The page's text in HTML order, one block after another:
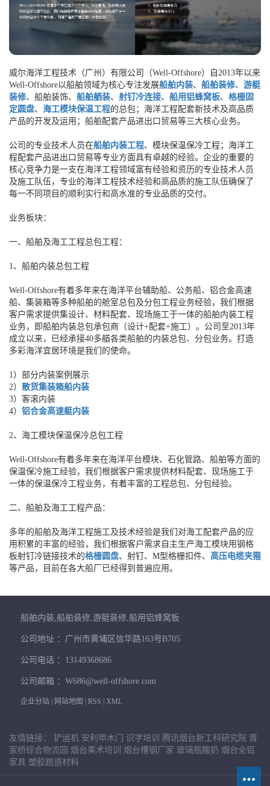
威尔海洋工程技术（广州）有限公司（Well-Offshore）自2013年以来
Well-Offshore以船舶领域为核心专注发展船舶内装、 船舶装修、 游艇
装修、船舶装饰、 船舶舾装、 射钉冷连接、 船用铝蜂窝板、 格栅固
定圆盘、 海工模块保温工程的总包；海洋工程配套新技术及高品质
产品的开发及运用；船舶配套产品进出口贸易等三大核心业务。
公司的专业技术人员在船舶内装工程、模块保温保冷工程；海洋工
程配套产品进出口贸易等专业方面具有卓越的经验。企业的重要的
核心竞争力是一支在海洋工程领域富有经验和资历的专业技术人员
及施工队伍，专业的海洋工程技术经验和高品质的施工队伍确保了
每一不同项目的顺利实行和高水准的专业品质的交付。
业务板块：
一、船舶及海工工程总包工程：
1、船舶内装总包工程
Well-Offshore有着多年来在海洋平台辅助船、公务船、铝合金高速
船、集装箱等多种船舶的舱室总包及分包工程业务经验，我们根据
客户需求提供集设计、材料配套、现场施工于一体的船舶内装工程
业务，即船舶内装总包承包商（设计+配套+施工）。公司至2013年
成立以来，已经承接40多艏各类船舶的内装总包、分包业务。打造
多彩海洋宜居环境是我们的使命。
1）部分内装案例展示
2） 散货集装箱船内装
3）客滚内装
4） 铝合金高速艇内装
2、海工模块保温保冷总包工程
Well-Offshore有着多年来在海洋平台模块、石化管路、船舶等方面的
保温保冷施工经验，我们根据客户需求提供材料配套、现场施工于
一体的保温保冷工程业务，有着丰富的工程总包、分包经验。
二、船舶及海工工程产品：
多年的船舶及海洋工程施工及技术经验是我们对海工配套产品的应
用积累的丰富的经验，我们根据客户需求自主生产海工模块用钢格
板射钉冷链接技术的格栅圆盘、射钉、M型格栅扣件、 高压电缆夹箍
等产品，目前在各大船厂已经得到普遍应用。
船舶内装,船舶装修,游艇装修,船用铝蜂窝板
公司地址 ：广州市黄埔区信华路163号B705
公司电话 ：13149368686
公司邮箱 ：W686@well-offshore.com
企业分站| 网站地图 | RSS | XML
友情链接： 铲运机 安利申木门 识字培训 腾讯烟台新工科研究院 胥
家桥综合物流园 烟台美术培训 烟台槽钢厂家 玻璃瓶酸奶 烟台全铝
家具 塑胶跑道材料